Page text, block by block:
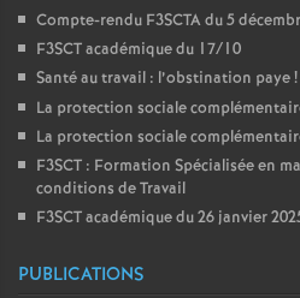
Compte-rendu F3SCTA du 5
F3SCT académique du 17/10
Santé au travail : l’obstination paye!
La protection sociale
La protection sociale
F3SCT : Formation Spécialisée en
conditions de Travail
F3SCT académique du 26 janvier
PUBLICATIONS